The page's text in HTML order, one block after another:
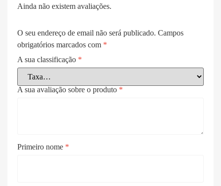
Ainda não existem avaliações.
O seu endereço de email não será publicado. Campos
obrigatórios marcados com *
A sua classificação *
A sua avaliação sobre o produto *
Primeiro nome *